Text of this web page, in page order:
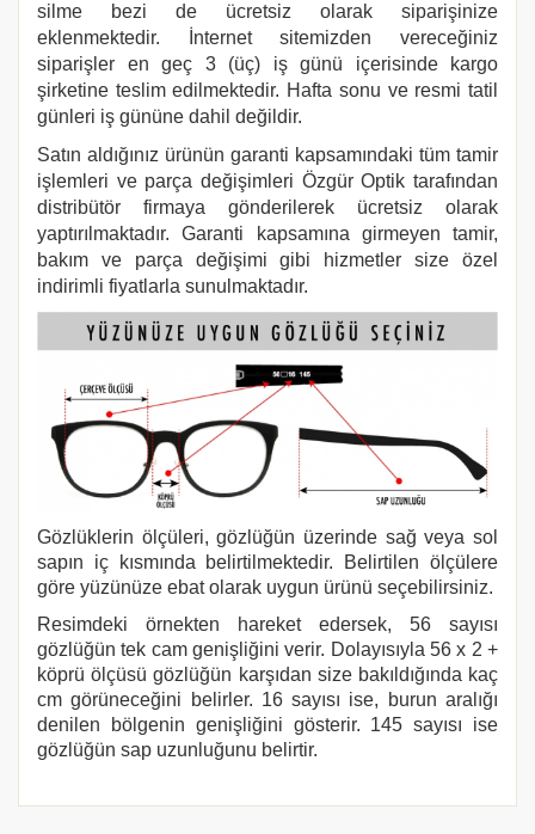
silme bezi de ücretsiz olarak siparişinize
eklenmektedir. İnternet sitemizden vereceğiniz
siparişler en geç 3 (üç) iş günü içerisinde kargo
şirketine teslim edilmektedir. Hafta sonu ve resmi tatil
günleri iş gününe dahil değildir.
Satın aldığınız ürünün garanti kapsamındaki tüm tamir
işlemleri ve parça değişimleri Özgür Optik tarafından
distribütör firmaya gönderilerek ücretsiz olarak
yaptırılmaktadır. Garanti kapsamına girmeyen tamir,
bakım ve parça değişimi gibi hizmetler size özel
indirimli fiyatlarla sunulmaktadır.
Gözlüklerin ölçüleri, gözlüğün üzerinde sağ veya sol
sapın iç kısmında belirtilmektedir. Belirtilen ölçülere
göre yüzünüze ebat olarak uygun ürünü seçebilirsiniz.
Resimdeki örnekten hareket edersek, 56 sayısı
gözlüğün tek cam genişliğini verir. Dolayısıyla 56 x 2 +
köprü ölçüsü gözlüğün karşıdan size bakıldığında kaç
cm görüneceğini belirler. 16 sayısı ise, burun aralığı
denilen bölgenin genişliğini gösterir. 145 sayısı ise
gözlüğün sap uzunluğunu belirtir.